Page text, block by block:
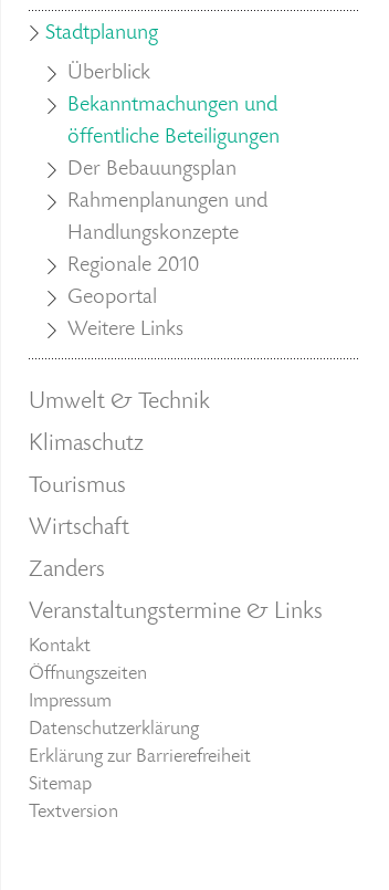
Stadtplanung
Überblick
Bekanntmachungen und
öffentliche Beteiligungen
Der Bebauungsplan
Rahmenplanungen und
Handlungskonzepte
Regionale 2010
Geoportal
Weitere Links
Umwelt & Technik
Klimaschutz
Tourismus
Wirtschaft
Zanders
Veranstaltungstermine & Links
Kontakt
Öffnungszeiten
Impressum
Datenschutzerklärung
Erklärung zur Barrierefreiheit
Sitemap
Textversion